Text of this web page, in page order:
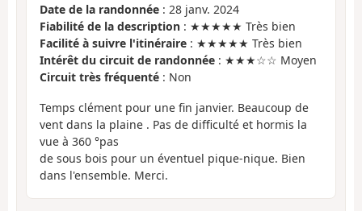
Date de la randonnée : 28 janv. 2024
Fiabilité de la description : ★★★★★ Très bien
Facilité à suivre l'itinéraire : ★★★★★ Très bien
Intérêt du circuit de randonnée : ★★★☆☆ Moyen
Circuit très fréquenté : Non
Temps clément pour une fin janvier. Beaucoup de
vent dans la plaine . Pas de difficulté et hormis la
vue à 360 °pas
de sous bois pour un éventuel pique-nique. Bien
dans l'ensemble. Merci.